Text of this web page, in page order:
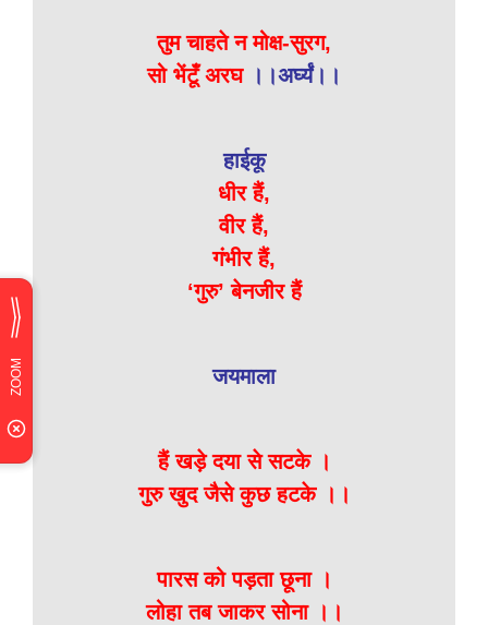
तुम चाहते न मोक्ष-सुरग,
सो भेंटूँ अरघ।।अर्घ्यं।।
हाईकू
धीर हैं,
वीर हैं,
गंभीर हैं,
‘गुरु’ बेनजीर हैं
जयमाला
हैं खड़े दया से सटके ।
गुरु खुद जैसे कुछ हटके ।।
पारस को पड़ता छूना ।
लोहा तब जाकर सोना ।।